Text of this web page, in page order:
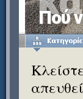
Πού